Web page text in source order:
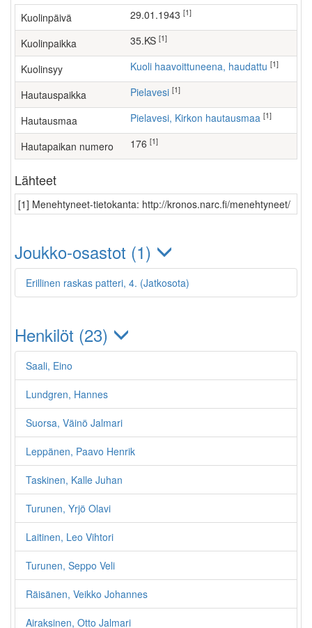
Kuolinpäivä 29.01.1943 [1]
Kuolinpaikka 35.KS [1]
Kuolinsyy Kuoli haavoittuneena, haudattu [1]
Hautauspaikka Pielavesi [1]
Hautausmaa Pielavesi, Kirkon hautausmaa [1]
Hautapaikan numero 176 [1]
Lähteet
[1] Menehtyneet-tietokanta: http://kronos.narc.fi/menehtyneet/
Joukko-osastot (1)
Erillinen raskas patteri, 4. (Jatkosota)
Henkilöt (23)
Saali, Eino
Lundgren, Hannes
Suorsa, Väinö Jalmari
Leppänen, Paavo Henrik
Taskinen, Kalle Juhan
Turunen, Yrjö Olavi
Laitinen, Leo Vihtori
Turunen, Seppo Veli
Räisänen, Veikko Johannes
Airaksinen, Otto Jalmari